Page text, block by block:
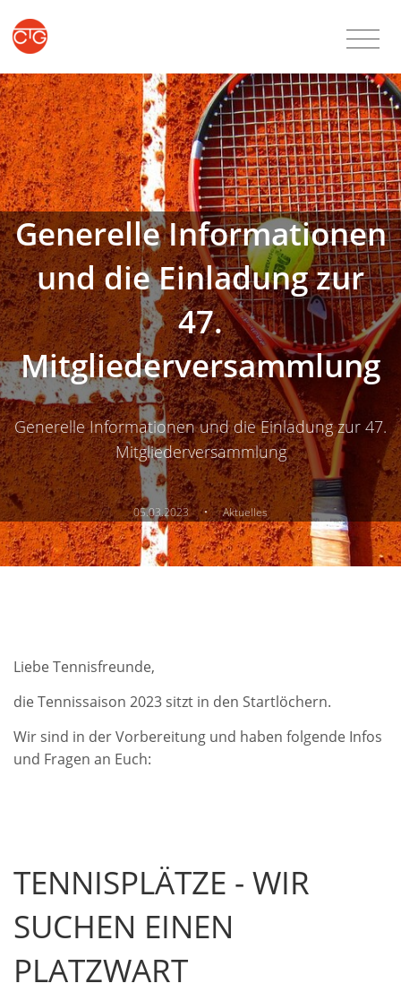
Generelle Informationen
und die Einladung zur
47.
Mitgliederversammlung
Generelle Informationen und die Einladung zur 47.
Mitgliederversammlung
05.03.2023 · Aktuelles
Liebe Tennisfreunde,
die Tennissaison 2023 sitzt in den Startlöchern.
Wir sind in der Vorbereitung und haben folgende Infos
und Fragen an Euch:
TENNISPLÄTZE - WIR
SUCHEN EINEN
PLATZWART